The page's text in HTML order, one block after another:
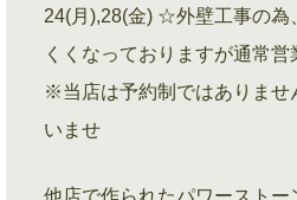
24(月),28(金) ☆外壁工事の為
くくなっておりますが通常営
※当店は予約制ではありませ
いませ
他店で作られたパワーストー